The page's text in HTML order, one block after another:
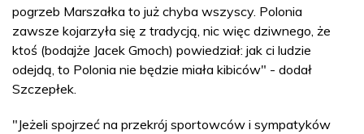
pogrzeb Marszałka to już chyba wszyscy. Polonia
zawsze kojarzyła się z tradycją, nic więc dziwnego, że
ktoś (bodajże Jacek Gmoch) powiedział: jak ci ludzie
odejdą, to Polonia nie będzie miała kibiców" - dodał
Szczepłek.
"Jeżeli spojrzeć na przekrój sportowców i sympatyków